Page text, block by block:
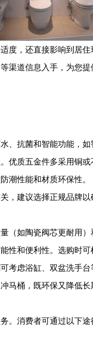
度，还直接影响到居
道信息入手，为您提
、抗菌和智能功能，如
优质五金件多采用铜或
潮性能和材质环保性。
，建议选择正规品牌以
（如陶瓷阀芯更耐用
性和便利性。选购时可
考虑浴缸、双盆洗手台
马桶，既环保又降低长
。消费者可通过以下途